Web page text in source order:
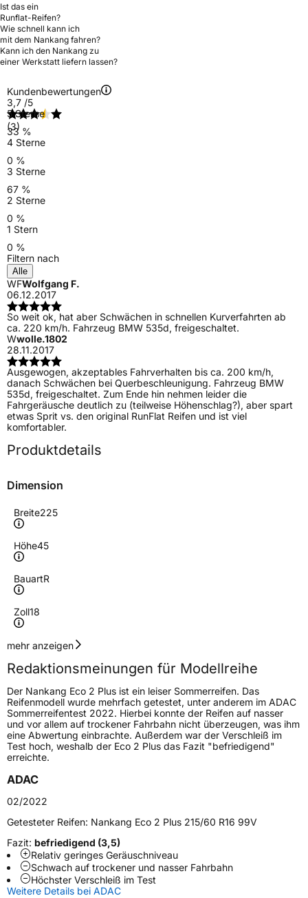
Ist das ein
Runflat-Reifen?
Wie schnell kann ich
mit dem Nankang fahren?
Kann ich den Nankang zu
einer Werkstatt liefern lassen?
Kundenbewertungen
3,7 /5
(3)
5 Sterne
33 %
4 Sterne
0 %
3 Sterne
67 %
2 Sterne
0 %
1 Stern
0 %
Filtern nach
Alle
WFWolfgang F.
06.12.2017
So weit ok, hat aber Schwächen in schnellen Kurverfahrten ab
ca. 220 km/h. Fahrzeug BMW 535d, freigeschaltet.
Wwolle.1802
28.11.2017
Ausgewogen, akzeptables Fahrverhalten bis ca. 200 km/h,
danach Schwächen bei Querbeschleunigung. Fahrzeug BMW
535d, freigeschaltet. Zum Ende hin nehmen leider die
Fahrgeräusche deutlich zu (teilweise Höhenschlag?), aber spart
etwas Sprit vs. den original RunFlat Reifen und ist viel
komfortabler.
Produktdetails
Dimension
Breite225
Höhe45
BauartR
Zoll18
Geschwindigkeitsindex
Höchstgeschwindigkeit
270 km/h
Lastindex95
Höchstlast690 kg
Generelle Merkmale
Fahrzeugtyp
Verwendung
ModellnameEco 2 Plus
FahrzeugartPKW & SUV
Weitere Eigenschaften
mehr anzeigen
Redaktionsmeinungen für Modellreihe
Der Nankang Eco 2 Plus ist ein leiser Sommerreifen. Das
Reifenmodell wurde mehrfach getestet, unter anderem im ADAC
Sommerreifentest 2022. Hierbei konnte der Reifen auf nasser
und vor allem auf trockener Fahrbahn nicht überzeugen, was ihm
eine Abwertung einbrachte. Außerdem war der Verschleiß im
Test hoch, weshalb der Eco 2 Plus das Fazit "befriedigend"
erreichte.
ADAC
02/2022
Getesteter Reifen: Nankang Eco 2 Plus 215/60 R16 99V
Fazit: befriedigend (3,5)
Relativ geringes Geräuschniveau
Schwach auf trockener und nasser Fahrbahn
Höchster Verschleiß im Test
Weitere Details bei ADAC